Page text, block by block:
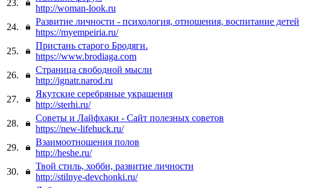
23.
http://woman-look.ru
24.
Развитие личности - психология, отношения, воспитание детей
https://myempeiria.ru/
25.
Пристань старого Бродяги.
https://www.brodiaga.com
26.
Страница свободной мысли
http://ignatr.narod.ru
27.
Якутские серебряные украшения
http://sterhi.ru/
28.
Советы и Лайфхаки - Сайт полезных советов
https://new-lifehuck.ru/
29.
Взаимоотношения полов
http://heshe.ru/
30.
Твой стиль, хобби, развитие личности
http://stilnye-devchonki.ru/